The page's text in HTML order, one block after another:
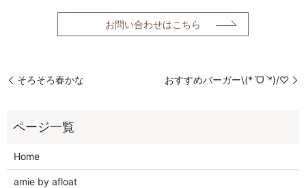
お問い合わせはこちら
そろそろ春かな おすすめバーガー\(*ˊᗜˋ*)/♡
Home
amie by afloat